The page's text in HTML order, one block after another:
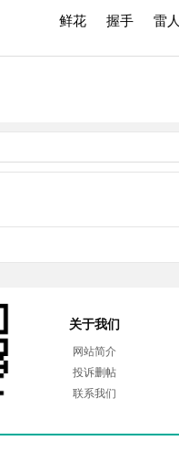
鲜花 握手 雷
关于我们
网站简介
投诉删帖
联系我们